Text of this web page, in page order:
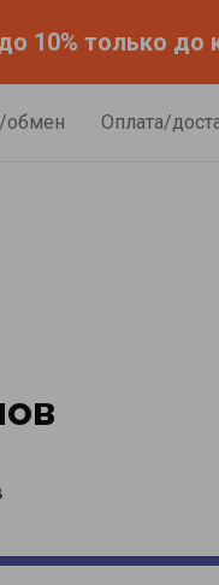
10% только до
обмен Оплата/